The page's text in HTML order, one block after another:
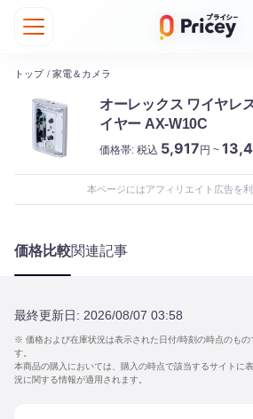
トップ / 家電＆カメラ
オーレックス ワイヤレ
イヤー AX-W10C
価格帯: 税込 5,917円 ~
本ページにはアフィリエイト広告を
価格比較関連記事
最終更新日: 2026/08/07 03:58
※ 価格および在庫状況は表示された日付/時刻の時点のもの
す。
本商品の購入においては、購入の時点で該当するサイトに
況に関する情報が適用されます。